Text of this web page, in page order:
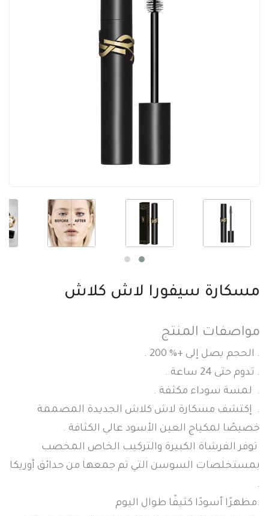
مسكارة سيفورا لاش كلاش
مواصفات المنتج
. الحجم يصل إلى +% 200 .
. تدوم حتى 24 ساعة .
. لمسة سوداء مكثفة .
. إكتشف مسكارة لاش كلاش الجديدة المصممة
خصيصًا لمكياج العين الأسود عالي الكثافة .
توفر الفرشاة الكبيرة والتركيب الخاص المخصب
بمستخلصات السوسن التي تم جمعها من حدائق أوريكا
.
.مظهرًا أسودًا كثيفًا طوال اليوم